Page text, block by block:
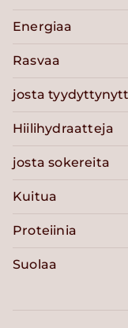
Energiaa
Rasvaa
josta
Hiilihydraatteja
josta sokereita
Kuitua
Proteiinia
Suolaa